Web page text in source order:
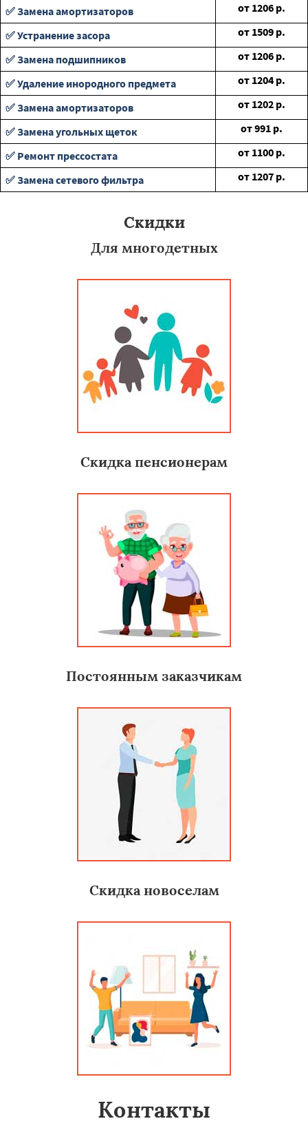
✅ Замена амортизаторов от 1206 р.
✅ Устранение засора
от 1509 р.
✅ Замена подшипников
от 1206 р.
✅ Удаление инородного предмета
от 1204 р.
✅ Замена амортизаторов
от 1202 р.
✅ Замена угольных щеток
от991 р.
✅ Ремонт прессостата
от 1100 р.
✅ Замена сетевого фильтра
от 1207 р.
Скидки
Для многодетных
Скидка пенсионерам
Постоянным заказчикам
Скидка новоселам
Контакты